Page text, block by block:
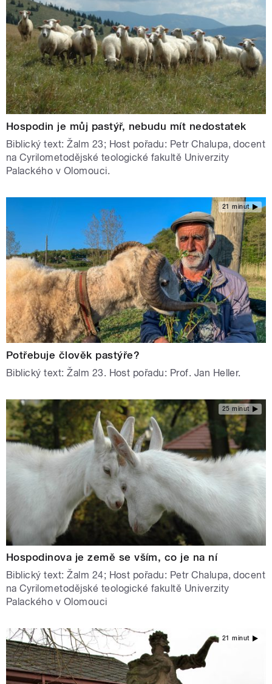
Hospodin je můj pastýř, nebudu mít nedostatek
Biblický text: Žalm 23; Host pořadu: Petr Chalupa, docent
na Cyrilometodějské teologické fakultě Univerzity
Palackého v Olomouci.
21 minut
Potřebuje člověk pastýře?
Biblický text: Žalm 23. Host pořadu: Prof. Jan Heller.
25 minut
Hospodinova je země se vším, co je na ní
Biblický text: Žalm 24; Host pořadu: Petr Chalupa, docent
na Cyrilometodějské teologické fakultě Univerzity
Palackého v Olomouci
21 minut